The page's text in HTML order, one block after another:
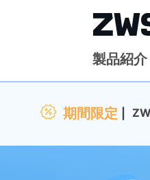
製品紹介
期間限定